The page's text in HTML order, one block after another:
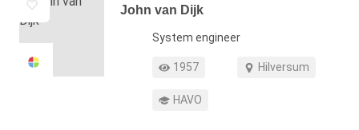
John van Dijk
FunctieSystem engineer
Profiel weergaven
1957
Werkgebied Hilversum
Opleiding HAVO